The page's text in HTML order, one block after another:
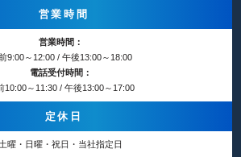
営業時間
営業時間：
9:00～12:00 / 午後13:00～18:00
電話受付時間：
10:00～11:30 / 午後13:00～17:00
定休日
曜・日曜・祝日・当社指定日